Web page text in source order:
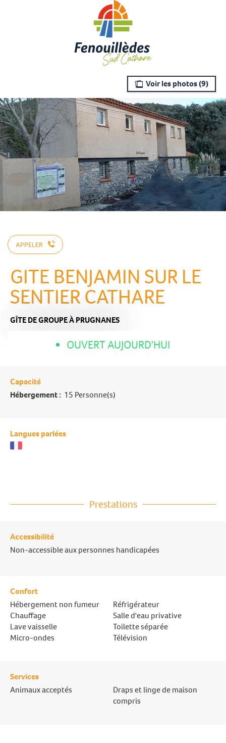
Voir les photos (9)
APPELER
GITE BENJAMIN SUR LE
SENTIER CATHARE
GÎTE DE GROUPEÀ PRUGNANES
OUVERT AUJOURD'HUI
Capacité
Hébergement : 15 Personne(s)
Langues parlées
Prestations
Accessibilité
Non-accessible aux personnes handicapées
Confort
Hébergement non fumeur
Chauffage
Lave vaisselle
Micro-ondes
Réfrigérateur
Salle d'eau privative
Toilette séparée
Télévision
Services
Animaux acceptés
Draps et linge de maison
compris